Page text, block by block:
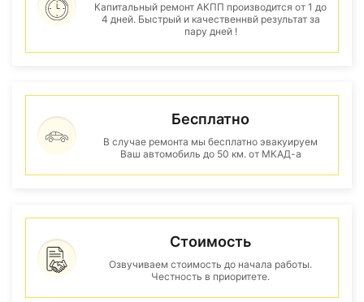
Капитальный ремонт АКПП производится от 1 до
4 дней. Быстрый и качественнвй результат за
пару дней !
Бесплатно
В случае ремонта мы бесплатно эвакуируем
Ваш автомобиль до 50 км. от МКАД-а
Стоимость
Озвучиваем стоимость до начала работы.
Честность в приоритете.